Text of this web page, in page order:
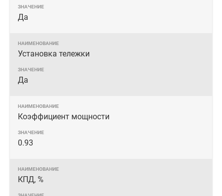
Да
Установка тележки
Да
Коэффициент мощности
0.93
КПД, %